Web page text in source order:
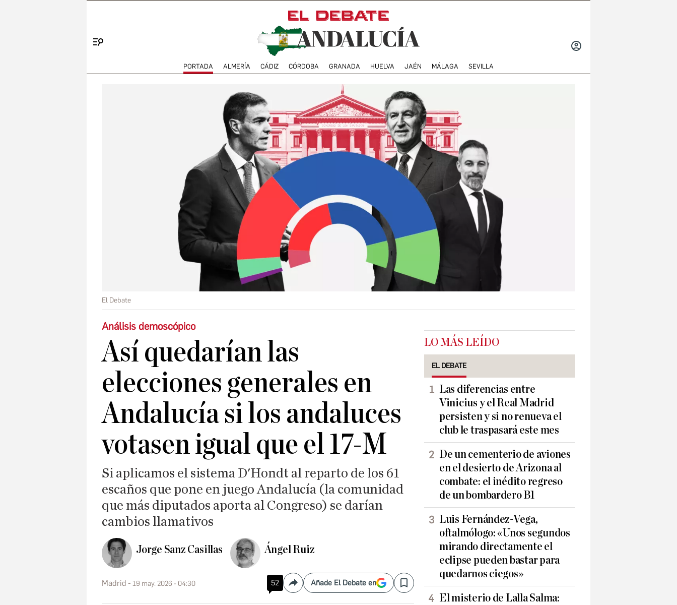
PORTADA ALMERÍA CÁDIZ CÓRDOBA GRANADA HUELVA JAÉN MÁLAGA SEVILLA
El Debate
Análisis demoscópico
Así quedarían las
elecciones generales en
Andalucía si los andaluces
votasen igual que el 17-M
Si aplicamos el sistema D'Hondt al reparto de los 61
escaños que pone en juego Andalucía (la comunidad
que más diputados aporta al Congreso) se darían
cambios llamativos
Jorge Sanz Casillas Ángel Ruiz
Madrid 19 may. 2026 - 04:30 52 CompartirAñade El Debate en Save
LO MÁS LEÍDO
EL DEBATE
Las diferencias entre
Vinicius y el Real Madrid
persisten y si no renueva el
club le traspasará este mes
De un cementerio de aviones
en el desierto de Arizona al
combate: el inédito regreso
de un bombardero B1
Luis Fernández-Vega,
oftalmólogo: «Unos segundos
mirando directamente el
eclipse pueden bastar para
quedarnos ciegos»
El misterio de Lalla Salma: